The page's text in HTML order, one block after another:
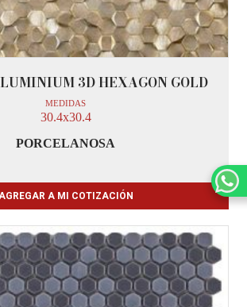
3D HEXAGON GOLD
MEDIDAS
30.4x30.4
PORCELANOSA
A MI COTIZACIÓN